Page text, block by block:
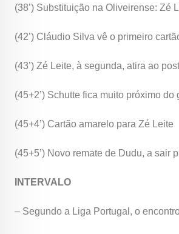
(38’) Substituição na Oliveirense: Zé
(42’) Cláudio Silva vê o primeiro
(43’) Zé Leite, à segunda, atira ao
(45+2’) Schutte fica muito próximo
(45+4’) Cartão amarelo para Zé Leite
(45+5’) Novo remate de Dudu, a sair
INTERVALO
– Segundo a Liga Portugal, o